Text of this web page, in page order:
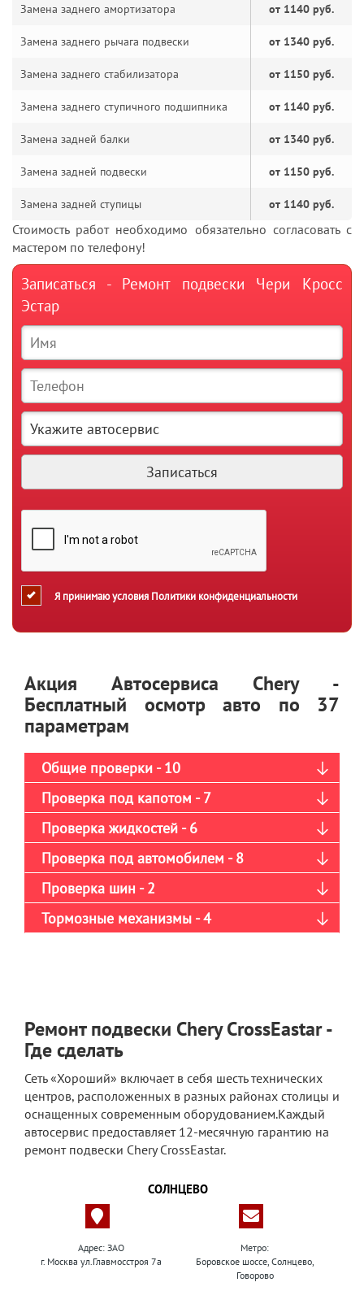
Замена заднего амортизатора от 1140 руб.
Замена заднего рычага подвески от 1340 руб.
Замена заднего стабилизатора от 1150 руб.
Замена заднего ступичного подшипника от 1140 руб.
Замена задней балки от 1340 руб.
Замена задней подвески от 1150 руб.
Замена задней ступицы от 1140 руб.
Стоимость работ необходимо обязательно согласовать с
мастером по телефону!
Записаться - Ремонт подвески Чери Кросс
Эстар
Я принимаю условия Политики конфиденциальности
Акция Автосервиса Chery -
Бесплатный осмотр авто по 37
параметрам
Общие проверки - 10
Проверка под капотом - 7
Проверка жидкостей - 6
Проверка под автомобилем - 8
Проверка шин - 2
Тормозные механизмы - 4
Ремонт подвески Chery CrossEastar -
Где сделать
Сеть «Хороший» включает в себя шесть технических
центров, расположенных в разных районах столицы и
оснащенных современным оборудованием.Каждый
автосервис предоставляет 12-месячную гарантию на
ремонт подвески Chery CrossEastar.
СОЛНЦЕВО
Адрес: ЗАО
г. Москва ул.Главмосстроя 7а
Метро:
Боровское шоссе, Солнцево,
Говорово